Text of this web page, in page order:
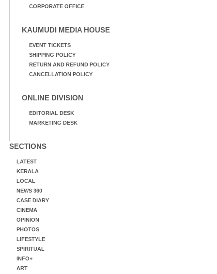
CORPORATE OFFICE
KAUMUDI MEDIA HOUSE
EVENT TICKETS
SHIPPING POLICY
RETURN AND REFUND POLICY
CANCELLATION POLICY
ONLINE DIVISION
EDITORIAL DESK
MARKETING DESK
SECTIONS
LATEST
KERALA
LOCAL
NEWS 360
CASE DIARY
CINEMA
OPINION
PHOTOS
LIFESTYLE
SPIRITUAL
INFO+
ART